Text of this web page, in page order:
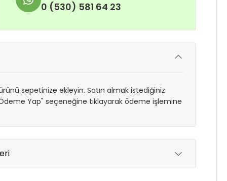
0 (530) 581 64 23
sepetinize ekleyin. Satın almak istediğiniz
Yap" seçeneğine tıklayarak ödeme işlemine